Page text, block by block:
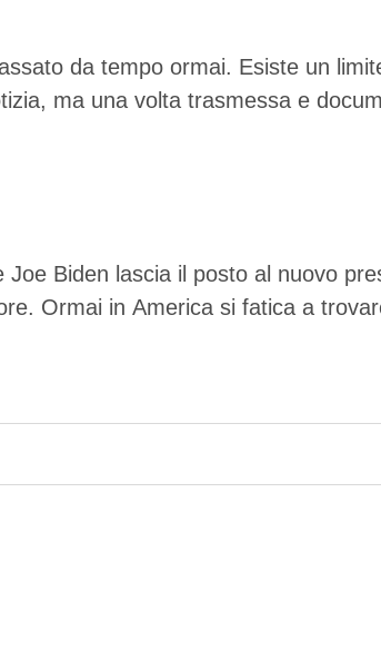
da tempo ormai. Esiste un
ma una volta trasmessa e
Biden lascia il posto al nuovo
Ormai in America si fatica a